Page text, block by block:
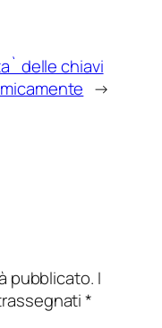
delle chiavi
→
pubblicato. I
*